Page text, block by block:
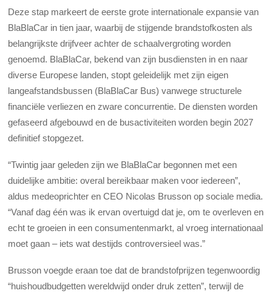
Deze stap markeert de eerste grote internationale expansie van
BlaBlaCar in tien jaar, waarbij de stijgende brandstofkosten als
belangrijkste drijfveer achter de schaalvergroting worden
genoemd. BlaBlaCar, bekend van zijn busdiensten in en naar
diverse Europese landen, stopt geleidelijk met zijn eigen
langeafstandsbussen (BlaBlaCar Bus) vanwege structurele
financiële verliezen en zware concurrentie. De diensten worden
gefaseerd afgebouwd en de busactiviteiten worden begin 2027
definitief stopgezet.
“Twintig jaar geleden zijn we BlaBlaCar begonnen met een
duidelijke ambitie: overal bereikbaar maken voor iedereen”,
aldus medeoprichter en CEO Nicolas Brusson op sociale media.
“Vanaf dag één was ik ervan overtuigd dat je, om te overleven en
echt te groeien in een consumentenmarkt, al vroeg internationaal
moet gaan – iets wat destijds controversieel was.”
Brusson voegde eraan toe dat de brandstofprijzen tegenwoordig
“huishoudbudgetten wereldwijd onder druk zetten”, terwijl de